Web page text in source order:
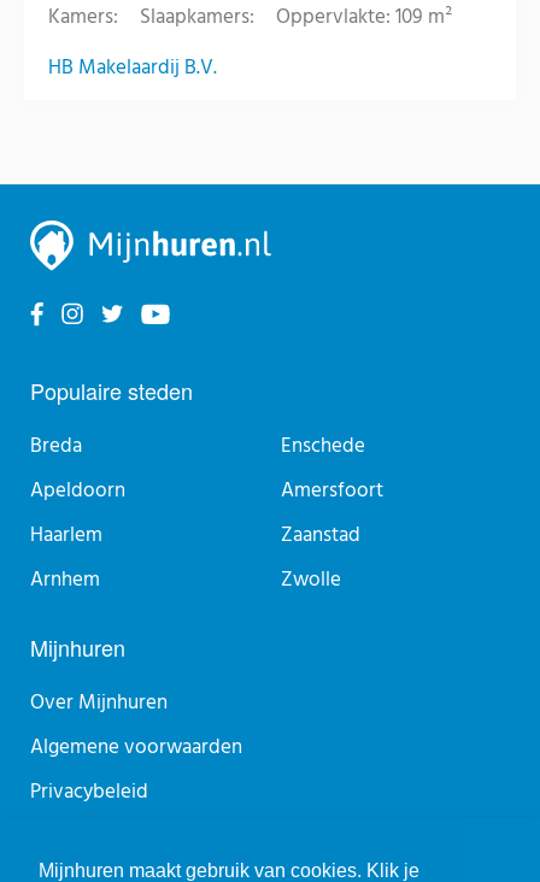
Mijnhuren maakt gebruik van cookies. Klik je
Kamers: Slaapkamers:
Oppervlakte: 109 m²
HB Makelaardij B.V.
Populaire steden
Breda
Apeldoorn
Haarlem
Arnhem
Enschede
Amersfoort
Zaanstad
Zwolle
Mijnhuren
Over Mijnhuren
Algemene voorwaarden
Privacybeleid